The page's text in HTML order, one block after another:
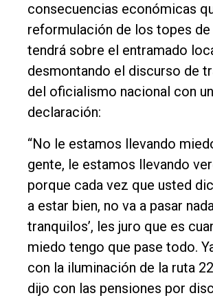
consecuencias económicas
reformulación de los topes
tendrá sobre el entramado
desmontando el discurso de
del oficialismo nacional con
declaración:
“No le estamos llevando
gente, le estamos llevando
porque cada vez que usted
a estar bien, no va a pasar
tranquilos’, les juro que es
miedo tengo que pase todo.
con la iluminación de la ruta
dijo con las pensiones por